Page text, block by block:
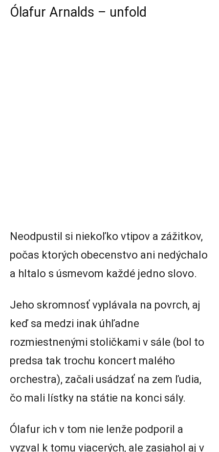
Ólafur Arnalds – unfold
Neodpustil si niekoľko vtipov a zážitkov,
počas ktorých obecenstvo ani nedýchalo
a hltalo s úsmevom každé jedno slovo.
Jeho skromnosť vyplávala na povrch, aj
keď sa medzi inak úhľadne
rozmiestnenými stoličkami v sále (bol to
predsa tak trochu koncert malého
orchestra), začali usádzať na zem ľudia,
čo mali lístky na státie na konci sály.
Ólafur ich v tom nie lenže podporil a
vyzval k tomu viacerých, ale zasiahol aj v